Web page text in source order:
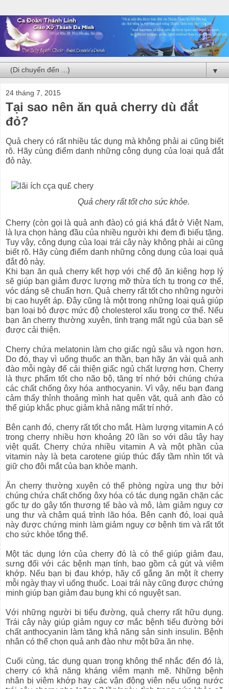
▼
24 tháng 7, 2015
Tại sao nên ăn quả cherry dù đắt
đỏ?
Quả chery có rất nhiều tác dụng mà không phải ai cũng biết
rõ. Hãy cùng điểm danh những công dụng của loại quả đắt
đỏ này.
Quả chery rất tốt cho sức khỏe.
Cherry (còn gọi là quả anh đào) có giá khá đắt ở Việt Nam,
là lựa chọn hàng đầu của nhiều người khi đem đi biếu tặng.
Tuy vậy, công dụng của loại trái cây này không phải ai cũng
biết rõ. Hãy cùng điểm danh những công dụng của loại quả
đắt đỏ này.
Khi bạn ăn quả cherry kết hợp với chế độ ăn kiêng hợp lý
sẽ giúp bạn giảm được lượng mỡ thừa tích tụ trong cơ thể,
vóc dáng sẽ chuẩn hơn. Quả cherry rất tốt cho những người
bị cao huyết áp. Đây cũng là một trong những loại quả giúp
bạn loại bỏ được mức độ cholesterol xấu trong cơ thể. Nếu
bạn ăn cherry thường xuyên, tình trạng mất ngủ của bạn sẽ
được cải thiện.
Cherry chứa melatonin làm cho giấc ngủ sâu và ngon hơn.
Do đó, thay vì uống thuốc an thần, bạn hãy ăn vài quả anh
đào mỗi ngày để cải thiện giấc ngủ chất lượng hơn. Cherry
là thực phẩm tốt cho não bộ, tăng trí nhớ bởi chúng chứa
các chất chống ôxy hóa anthocyanin. Vì vậy, nếu bạn đang
cảm thấy thỉnh thoảng mình hat quên vặt, quả anh đào có
thể giúp khắc phục giảm khả năng mất trí nhớ.
Bên cạnh đó, cherry rất tốt cho mắt. Hàm lượng vitamin A có
trong cherry nhiều hơn khoảng 20 lần so với dâu tây hay
việt quất. Cherry chứa nhiều vitamin A và một phần của
vitamin này là beta carotene giúp thúc đẩy tầm nhìn tốt và
giữ cho đôi mắt của bạn khỏe mạnh.
Ăn cherry thường xuyên có thể phòng ngừa ung thư bởi
chúng chứa chất chống ôxy hóa có tác dụng ngăn chặn các
gốc tự do gây tổn thương tế bào và mô, làm giảm nguy cơ
ung thư và chậm quá trình lão hóa. Bên cạnh đó, loại quả
này được chứng minh làm giảm nguy cơ bệnh tim và rất tốt
cho sức khỏe tổng thể.
Một tác dụng lớn của cherry đó là có thể giúp giảm đau,
sưng đối với các bệnh mạn tính, bao gồm cả gút và viêm
khớp. Nếu bạn bị đau khớp, hãy cố gắng ăn một ít cherry
mỗi ngày thay vì uống thuốc. Loại trái này cũng được chứng
minh giúp bạn giảm đau bụng khi có nguyệt san.
Với những người bị tiểu đường, quả cherry rất hữu dụng.
Trái cây này giúp giảm nguy cơ mắc bệnh tiểu đường bởi
chất anthocyanin làm tăng khả năng sản sinh insulin. Bệnh
nhân có thể chọn quả anh đào như một bữa ăn nhẹ.
Cuối cùng, tác dụng quan trọng không thể nhắc đến đó là,
cherry có khả năng kháng viêm mạnh mẽ. Những bệnh
nhân bị viêm khớp hay các vận động viên nếu uống nước